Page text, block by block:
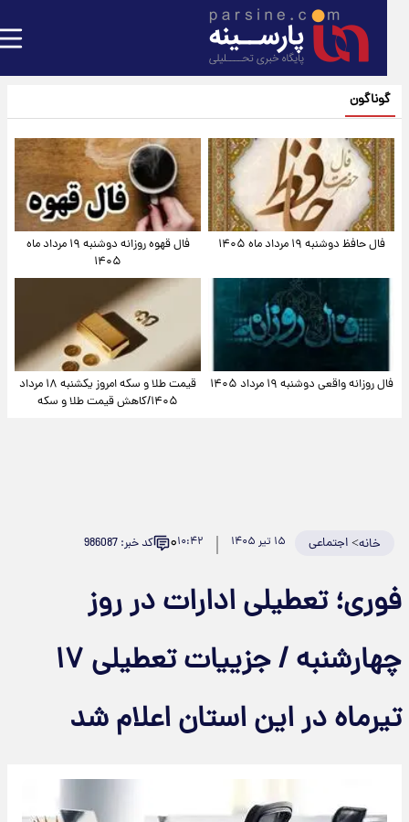
گوناگون
فال حافظ دوشنبه ۱۹ مرداد ماه ۱۴۰۵
فال قهوه روزانه دوشنبه ۱۹ مرداد ماه
۱۴۰۵
فال روزانه واقعی دوشنبه ۱۹ مرداد ۱۴۰۵
قیمت طلا و سکه امروز یکشنبه ۱۸ مرداد
۱۴۰۵/کاهش قیمت طلا و سکه
خانه>اجتماعی ۱۰:۴۲۰ کد خبر: 986087
تعطیلی ادارات در روز
چهارشنبه / جزییات تعطیلی ۱۷
در این استان اعلام شد